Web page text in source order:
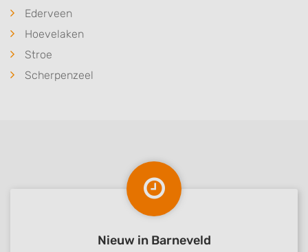
Ederveen
Hoevelaken
Stroe
Scherpenzeel
Nieuw in Barneveld